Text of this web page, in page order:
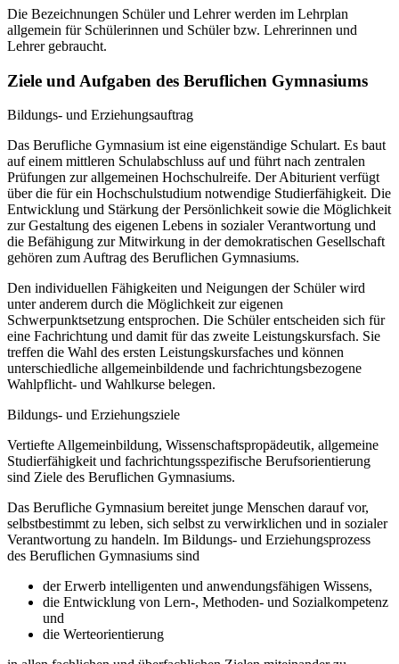
Die Bezeichnungen Schüler und Lehrer werden im Lehrplan
allgemein für Schülerinnen und Schüler bzw. Lehrerinnen und
Lehrer gebraucht.
Ziele und Aufgaben des Beruflichen Gymnasiums
Bildungs- und Erziehungsauftrag
Das Berufliche Gymnasium ist eine eigenständige Schulart. Es baut
auf einem mittleren Schulabschluss auf und führt nach zentralen
Prüfungen zur allgemeinen Hochschulreife. Der Abiturient verfügt
über die für ein Hochschulstudium notwendige Studierfähigkeit. Die
Entwicklung und Stärkung der Persönlichkeit sowie die Möglichkeit
zur Gestaltung des eigenen Lebens in sozialer Verantwortung und
die Befähigung zur Mitwirkung in der demokratischen Gesellschaft
gehören zum Auftrag des Beruflichen Gymnasiums.
Den individuellen Fähigkeiten und Neigungen der Schüler wird
unter anderem durch die Möglichkeit zur eigenen
Schwerpunktsetzung entsprochen. Die Schüler entscheiden sich für
eine Fachrichtung und damit für das zweite Leistungskursfach. Sie
treffen die Wahl des ersten Leistungskursfaches und können
unterschiedliche allgemeinbildende und fachrichtungsbezogene
Wahlpflicht- und Wahlkurse belegen.
Bildungs- und Erziehungsziele
Vertiefte Allgemeinbildung, Wissenschaftspropädeutik, allgemeine
Studierfähigkeit und fachrichtungsspezifische Berufsorientierung
sind Ziele des Beruflichen Gymnasiums.
Das Berufliche Gymnasium bereitet junge Menschen darauf vor,
selbstbestimmt zu leben, sich selbst zu verwirklichen und in sozialer
Verantwortung zu handeln. Im Bildungs- und Erziehungsprozess
des Beruflichen Gymnasiums sind
der Erwerb intelligenten und anwendungsfähigen Wissens,
die Entwicklung von Lern-, Methoden- und Sozialkompetenz
und
die Werteorientierung